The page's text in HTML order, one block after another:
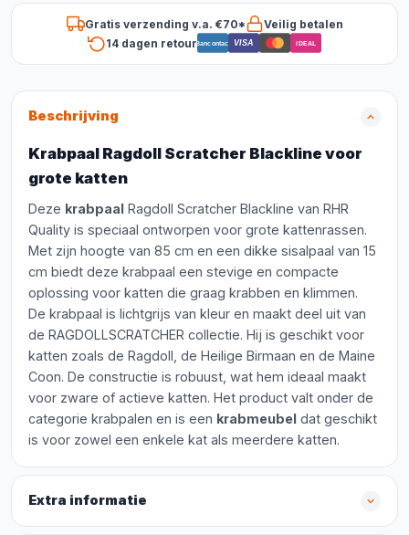
Gratis verzending v.a. €70*
Veilig betalen
14 dagen retourBancontact VISA iDEAL
Beschrijving
Krabpaal Ragdoll Scratcher Blackline voor
grote katten
Deze krabpaal Ragdoll Scratcher Blackline van RHR
Quality is speciaal ontworpen voor grote kattenrassen.
Met zijn hoogte van 85 cm en een dikke sisalpaal van 15
cm biedt deze krabpaal een stevige en compacte
oplossing voor katten die graag krabben en klimmen.
De krabpaal is lichtgrijs van kleur en maakt deel uit van
de RAGDOLLSCRATCHER collectie. Hij is geschikt voor
katten zoals de Ragdoll, de Heilige Birmaan en de Maine
Coon. De constructie is robuust, wat hem ideaal maakt
voor zware of actieve katten. Het product valt onder de
categorie krabpalen en is een krabmeubel dat geschikt
is voor zowel een enkele kat als meerdere katten.
Extra informatie